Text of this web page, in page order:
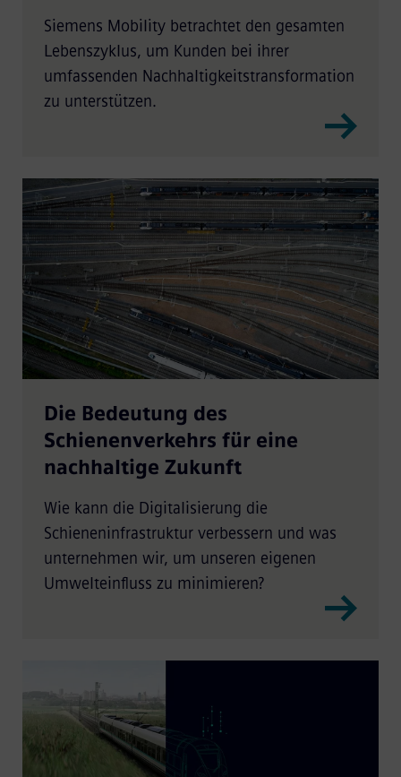
Siemens Mobility betrachtet den gesamten
Lebenszyklus, um Kunden bei ihrer
umfassenden Nachhaltigkeitstransformation
zu unterstützen.
Die Bedeutung des
Schienenverkehrs für eine
nachhaltige Zukunft
Wie kann die Digitalisierung die
Schieneninfrastruktur verbessern und was
unternehmen wir, um unseren eigenen
Umwelteinfluss zu minimieren?